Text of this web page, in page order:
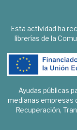
Esta actividad ha
librerías de la
Ayudas públicas
medianas empresas
Recuperación,